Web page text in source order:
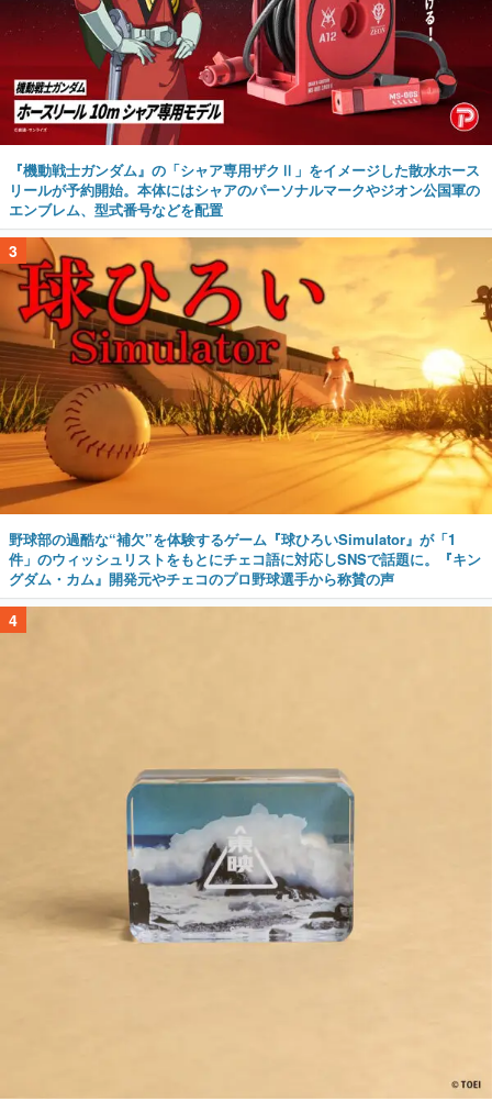
『機動戦士ガンダム』の「シャア専用ザクⅡ」をイメージした散水ホース
リールが予約開始。本体にはシャアのパーソナルマークやジオン公国軍の
エンブレム、型式番号などを配置
3
野球部の過酷な“補欠”を体験するゲーム『球ひろいSimulator』が「1
件」のウィッシュリストをもとにチェコ語に対応しSNSで話題に。『キン
グダム・カム』開発元やチェコのプロ野球選手から称賛の声
4